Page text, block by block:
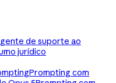
de suporte ao
jurídico
Prompting com